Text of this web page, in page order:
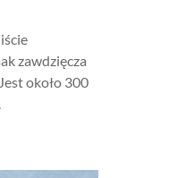
zawdzięcza
około 300